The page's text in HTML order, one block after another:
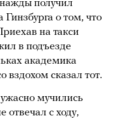
получил
о том, что
на такси
в подъезде
академика
вздохом сказал тот.
мучились
отвечал с ходу,